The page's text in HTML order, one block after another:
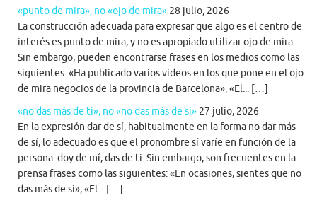
«punto de mira», no «ojo de mira» 28 julio, 2026
La construcción adecuada para expresar que algo es el centro de
interés es punto de mira, y no es apropiado utilizar ojo de mira.
Sin embargo, pueden encontrarse frases en los medios como las
siguientes: «Ha publicado varios vídeos en los que pone en el ojo
de mira negocios de la provincia de Barcelona», «El... […]
«no das más de ti», no «no das más de sí» 27 julio, 2026
En la expresión dar de sí, habitualmente en la forma no dar más
de sí, lo adecuado es que el pronombre sí varíe en función de la
persona: doy de mí, das de ti. Sin embargo, son frecuentes en la
prensa frases como las siguientes: «En ocasiones, sientes que no
das más de sí», «El... […]